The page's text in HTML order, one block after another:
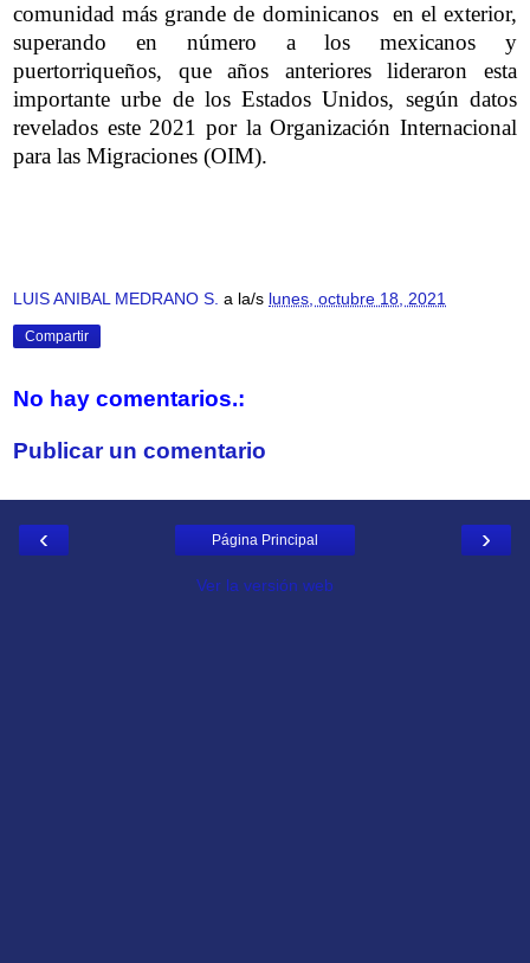
comunidad más grande de dominicanos en el exterior,
superando en número a los mexicanos y
puertorriqueños, que años anteriores lideraron esta
importante urbe de los Estados Unidos, según datos
revelados este 2021 por la Organización Internacional
para las Migraciones (OIM).
LUIS ANIBAL MEDRANO S. a la/s lunes, octubre 18, 2021
Compartir
No hay comentarios.:
Publicar un comentario
‹ ›
Página Principal
Ver la versión web